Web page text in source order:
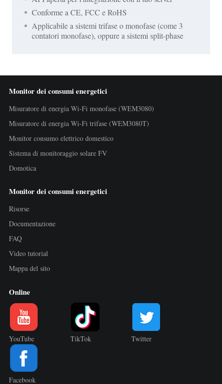
Conforme a CE, FCC e RoHS
Applicabile a sistemi trifase o monofase (come 3
contatori monofase), oppure a sistemi split-phase
Monitor dei consumi energetici
Misuratore di energia Wi-Fi monofase (WEM3080)
Misuratore di energia Wi-Fi trifase (WEM3080T)
Monitor consumo elettrico domestico
Sistema di monitoraggio solare FV
Domotica
Monitor dei consumi energetici
Risorse
Documentazione
FAQ
Video tutorial
Mappa del sito
Online
YouTube TikTok Twitter
Facebook